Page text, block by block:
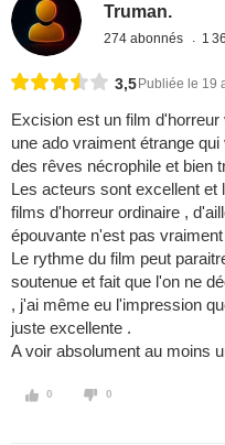
Truman.
274 abonnés 1
3,5 Publiée le 19
Excision est un film
une ado vraiment étrange
des rêves nécrophile et bien
Les acteurs sont excellent et
films d'horreur ordinaire ,
épouvante n'est pas
Le rythme du film peut
soutenue et fait que l'on ne
, j'ai même eu l'impression
juste excellente .
A voir absolument au moins
0 0